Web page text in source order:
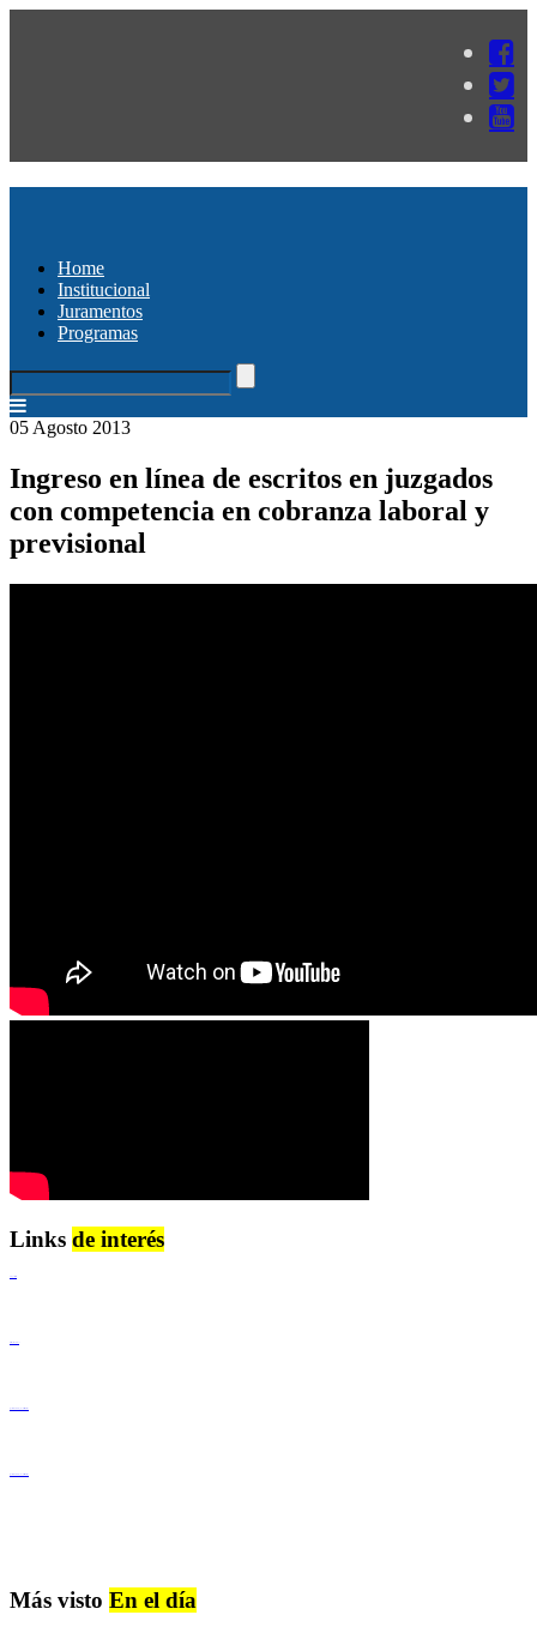
Home
Institucional
Juramentos
Programas
05 Agosto 2013
Ingreso en línea de escritos en juzgados
con competencia en cobranza laboral y
previsional
Links de interés
Más visto En el día